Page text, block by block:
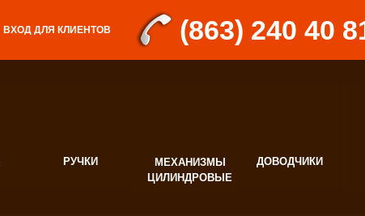
ВХОД ДЛЯ КЛИЕНТОВ
РУЧКИ
МЕХАНИЗМЫ
ЦИЛИНДРОВЫЕ
ДОВОДЧИКИ
(863) 240 40